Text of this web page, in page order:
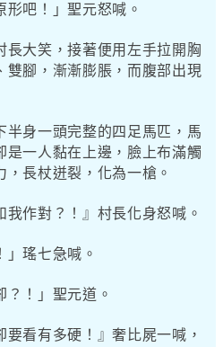
形吧！」聖元怒喊。
長大笑，接著便用左手拉開胸
雙腳，漸漸膨脹，而腹部出現
半身一頭完整的四足馬匹，馬
是一人黏在上邊，臉上布滿觸
長杖迸裂，化為一槍。
我作對？！』村長化身怒喊。
」瑤七急喊。
？！」聖元道。
要看有多硬！』奢比屍一喊，